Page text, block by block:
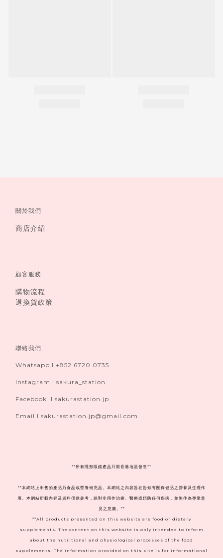
關於我們
商店介紹
顧客服務
購物流程
退換貨政策
聯絡我們
Whatsapp I +852 6720 0735
Instagram I sakura_station
Facebook I sakurastation.jp
Email I sakurastation.jp@gmail.com
** 所有隱形眼鏡產品只限香港地區發售**
**本網站上出售的產品乃食品或營養補充品。本網站之內容旨在告知有關保健品之營養及生理作
用。本網站所載內容及資料僅供參考，絕對非用作治療、醫療或預防任何疾病，並無作為專業意
見之意圖。**
**All products presented on this website are food or dietary
supplements. The content on this website is only intended to inform
about the nutritional and physiological processes of the food
supplements. The information provided on this site is for informational